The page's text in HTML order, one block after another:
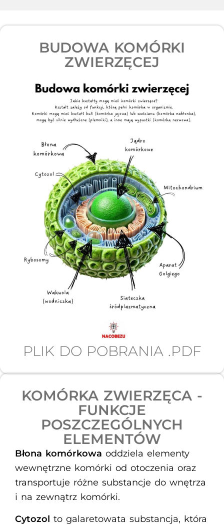
BUDOWA KOMÓRKI
ZWIERZĘCEJ
PLIK DO POBRANIA .PDF
KOMÓRKA ZWIERZĘCA -
FUNKCJE
POSZCZEGÓLNYCH
ELEMENTÓW​
Błona komórkowa oddziela elementy
wewnętrzne komórki od otoczenia oraz
transportuje różne substancje do wnętrza
i na zewnątrz komórki.
Cytozol to galaretowata substancja, która